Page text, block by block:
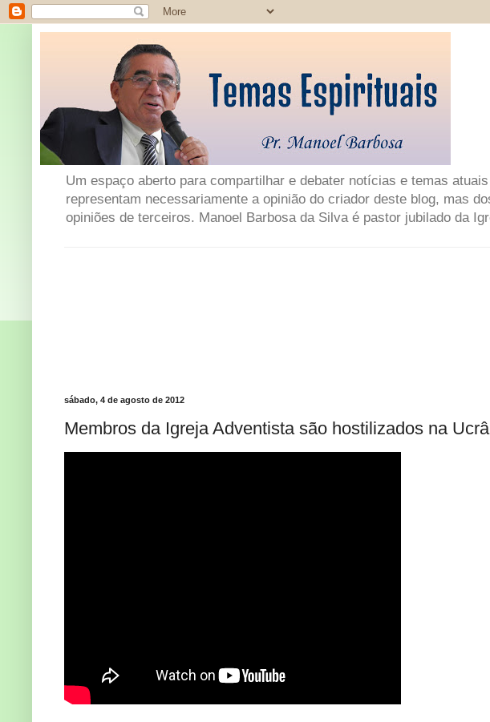
Um espaço aberto para compartilhar e debater notícias e temas
representam necessariamente a opinião do criador deste blog, mas
opiniões de terceiros. Manoel Barbosa da Silva é pastor jubilado da
sábado, 4 de agosto de 2012
Membros da Igreja Adventista são hostilizados na